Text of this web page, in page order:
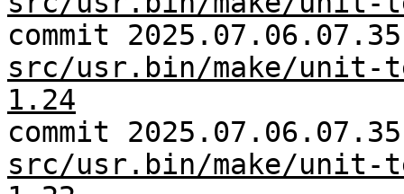
commit
src/usr.bin/make/unit-
1.24
commit
src/usr.bin/make/unit-